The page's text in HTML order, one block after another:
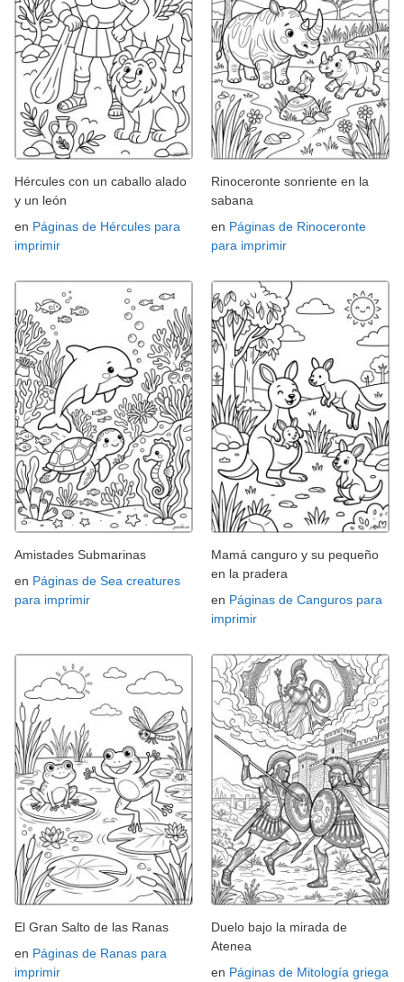
Hércules con un caballo alado
y un león
en Páginas de Hércules para
imprimir
Rinoceronte sonriente en la
sabana
en Páginas de Rinoceronte
para imprimir
Amistades Submarinas
en Páginas de Sea creatures
para imprimir
Mamá canguro y su pequeño
en la pradera
en Páginas de Canguros para
imprimir
El Gran Salto de las Ranas
en Páginas de Ranas para
imprimir
Duelo bajo la mirada de
Atenea
en Páginas de Mitología griega